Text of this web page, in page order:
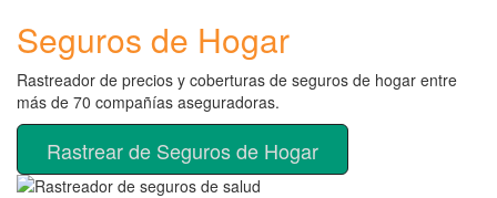
Seguros de Hogar
Rastreador de precios y coberturas de seguros de hogar entre
más de 70 compañías aseguradoras.
Rastrear de Seguros de Hogar